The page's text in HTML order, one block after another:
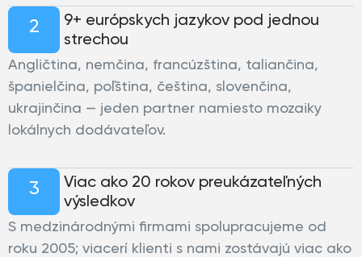
2
9+ európskych jazykov pod jednou
strechou
Angličtina, nemčina, francúzština, taliančina,
španielčina, poľština, čeština, slovenčina,
ukrajinčina — jeden partner namiesto mozaiky
lokálnych dodávateľov.
3
Viac ako 20 rokov preukázateľných
výsledkov
S medzinárodnými firmami spolupracujeme od
roku 2005; viacerí klienti s nami zostávajú viac ako